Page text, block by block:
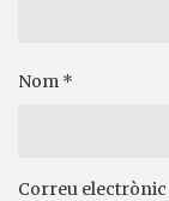
Nom *
Correu electrònic